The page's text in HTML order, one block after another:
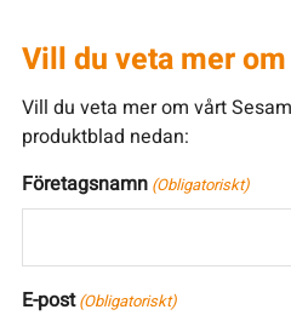
Vill du veta mer
Vill du veta mer om vårt
produktblad nedan:
Företagsnamn (Obligatoriskt)
E-post (Obligatoriskt)